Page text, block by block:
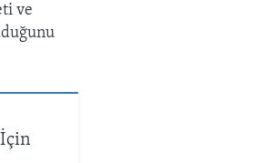
ve
İçin